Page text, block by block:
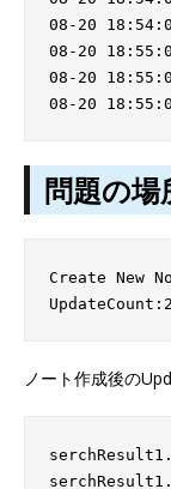
08-20
08-20
08-20
問題の場
Create New
ノート作成後の